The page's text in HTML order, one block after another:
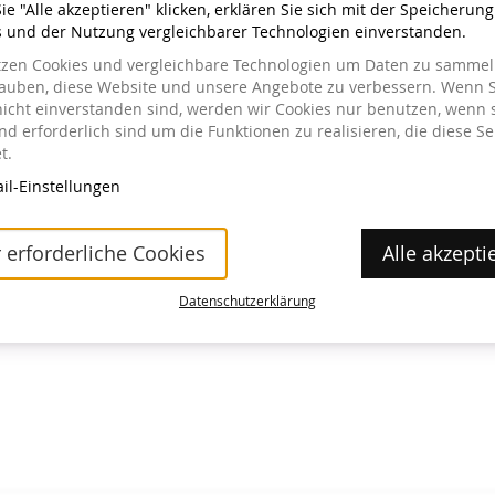
im Museum erhältlich.
"Alle akzeptieren" klicken, erklären Sie sich mit der
und der Nutzung vergleichbarer Technologien einverstanden.
Cookies und vergleichbare Technologien um Daten zu
diese Website und unsere Angebote zu verbessern. Wenn
einverstanden sind, werden wir Cookies nur benutzen, wenn
erforderlich sind um die Funktionen zu realisieren, die diese
Einstellungen
erforderliche Cookies Alle
Datenschutzerklärung